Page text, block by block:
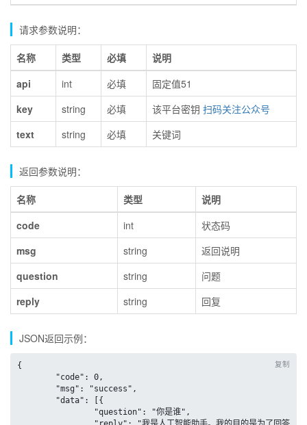
请求参数说明：
名称 类型 必填
说明
api
int 必填
固定值51
key
string 必填 该平台密钥 扫码关注公众号
text
string 必填 关键词
返回参数说明：
名称 类型
说明
code
int
状态码
msg
string
返回说明
question
string
问题
reply
string 回复
JSON返回示例：
复制
{